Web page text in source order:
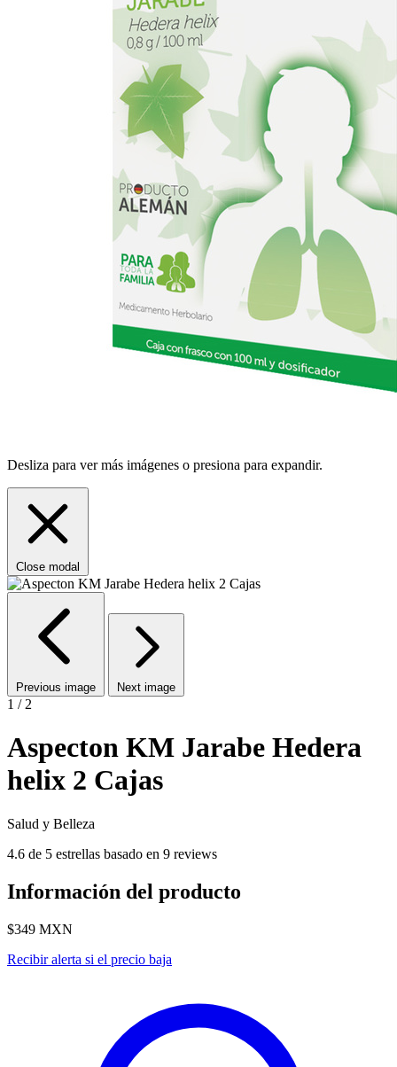
Desliza para ver más imágenes o presiona para expandir.
Close modal
Previous image Next image
1 / 2
Aspecton KM Jarabe Hedera
helix 2 Cajas
Salud y Belleza
4.6 de 5 estrellas basado en 9 reviews
Información del producto
$349 MXN
Recibir alerta si el precio baja